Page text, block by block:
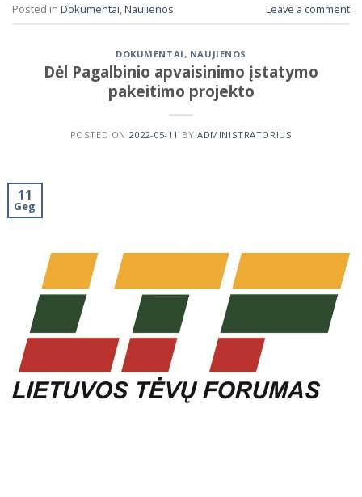
Posted in Dokumentai,Naujienos Leave a comment
DOKUMENTAI , NAUJIENOS
Dėl Pagalbinio apvaisinimo įstatymo
pakeitimo projekto
POSTED ON 2022-05-11 BYADMINISTRATORIUS
11
Geg